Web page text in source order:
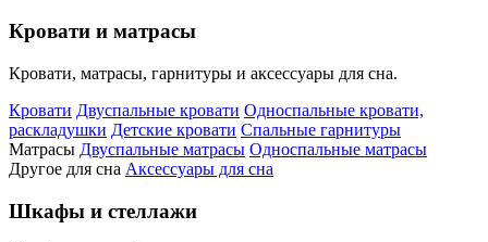
Кровати и матрасы
Кровати, матрасы, гарнитуры и аксессуары для сна.
Кровати Двуспальные кровати Односпальные кровати,
раскладушки Детские кровати Спальные гарнитуры
Матрасы Двуспальные матрасы Односпальные матрасы
Другое для сна Аксессуары для сна
Шкафы и стеллажи